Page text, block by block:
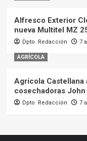
Alfresco Exterior
nueva Multitel MZ
Dpto. Redacción 7
AGRÍCOLA
Agrícola Castellana
cosechadoras
Dpto. Redacción 7